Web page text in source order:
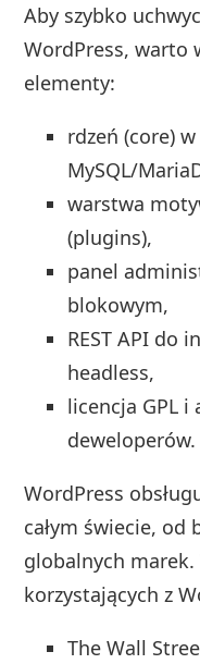
Aby szybko
WordPress, warto
elementy:
rdzeń (core)
MySQL/
warstwa
(plugins),
panel
blokowym,
REST API do
headless,
licencja GPL i
deweloperów.
WordPress
całym świecie, od
globalnych
korzystających z
The Wall